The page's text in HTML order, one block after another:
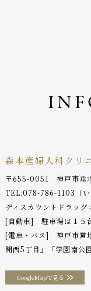
森本産婦人科クリ
〒655-0051 神戸市垂
TEL:078-786-1103 （
ディスカウントドラッ
[自動車] 駐車場は１５台
[電車・バス] 神戸市営
聞西5丁目」「学園南公
GoogleMapで見る